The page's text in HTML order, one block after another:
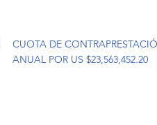
CUOTA DE
ANUAL POR US $23,563,452.20